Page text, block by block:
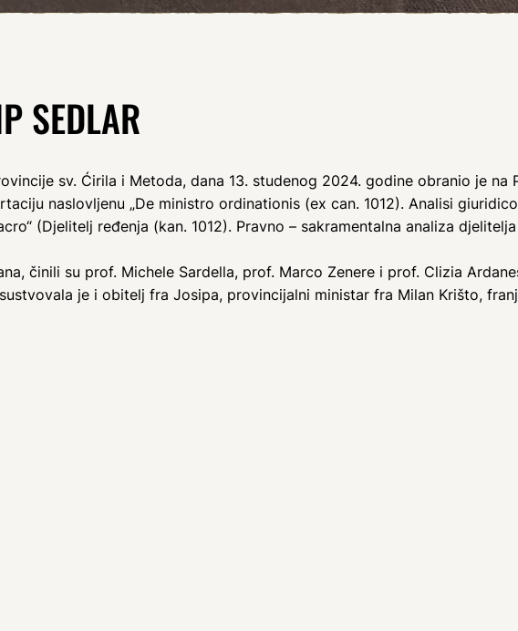
SEDLAR
sv. Ćirila i Metoda, dana 13. studenog 2024. godine obranio je na
naslovljenu „De ministro ordinationis (ex can. 1012). Analisi
(Djelitelj ređenja (kan. 1012). Pravno – sakramentalna analiza
činili su prof. Michele Sardella, prof. Marco Zenere i prof. Clizia
je i obitelj fra Josipa, provincijalni ministar fra Milan Krišto,